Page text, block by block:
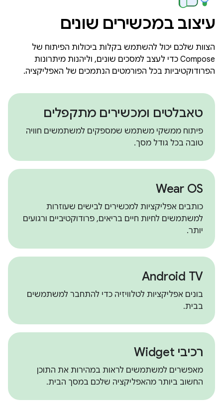
עיצוב במכשירים שונים
הצוות שלכם יכול להשתמש בקלות ביכולות הפיתוח של
Compose כדי לעצב למסכים שונים, וליהנות מיתרונות
הפרודוקטיביות בכל הפורמטים הנתמכים של האפליקציה.
טאבלטים ומכשירים מתקפלים
פיתוח ממשקי משתמש שמספקים למשתמשים חוויה
טובה בכל גודל מסך.
Wear OS
כותבים אפליקציות למכשירים לבישים שעוזרות
למשתמשים לחיות חיים בריאים, פרודוקטיביים ורגועים
יותר.
Android TV
בונים אפליקציות לטלוויזיה כדי להתחבר למשתמשים
בבית.
רכיבי Widget
מאפשרים למשתמשים לראות במהירות את התוכן
החשוב ביותר מהאפליקציה שלכם במסך הבית.